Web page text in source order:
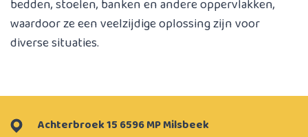
bedden, stoelen, banken en andere oppervlakken,
waardoor ze een veelzijdige oplossing zijn voor
diverse situaties.
Achterbroek 15 6596 MP Milsbeek